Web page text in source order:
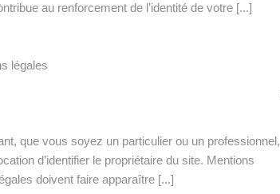
au renforcement de l’identité de votre [...]
que vous soyez un particulier ou un professionnel,
d’identifier le propriétaire du site. Mentions
doivent faire apparaître [...]